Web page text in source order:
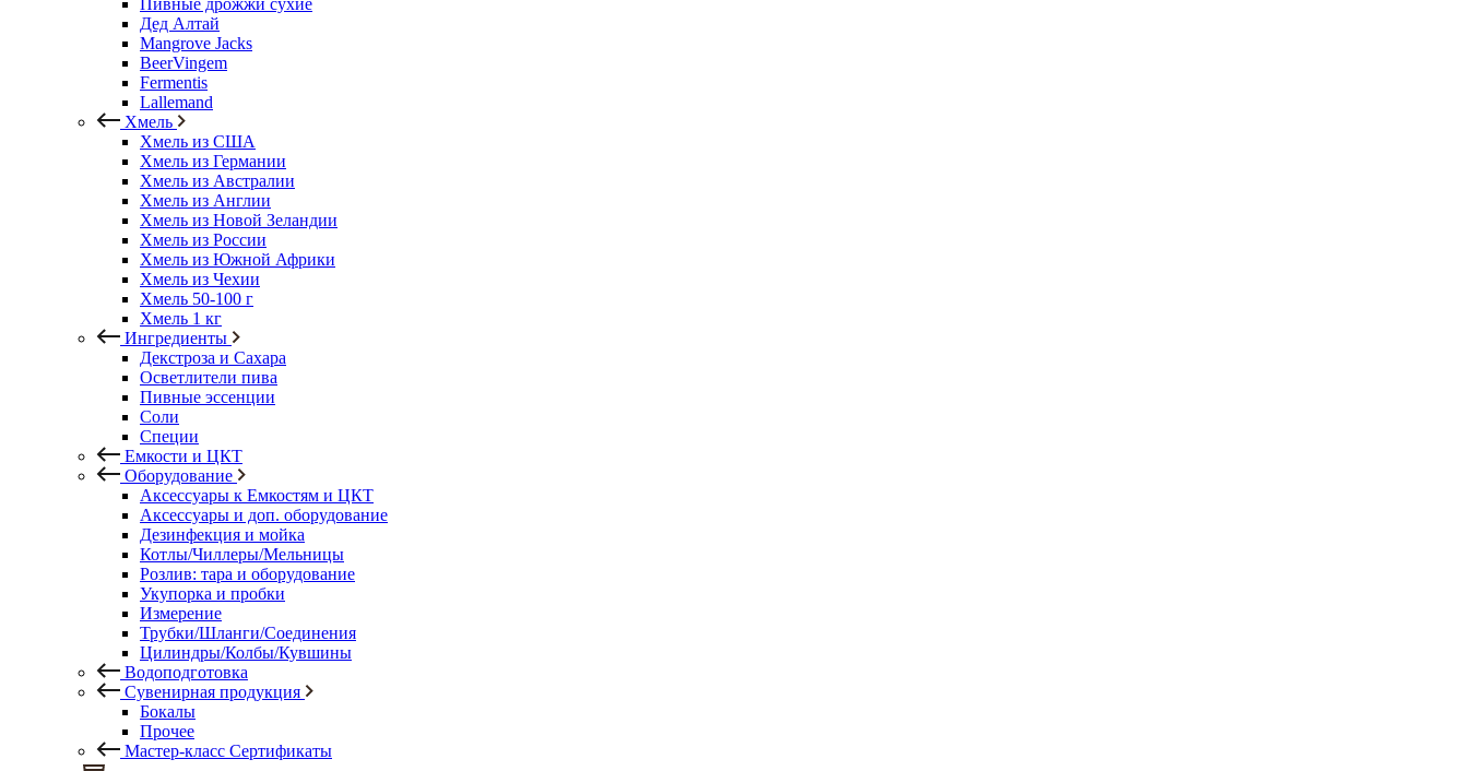
Пивные дрожжи сухие
Дед Алтай
Mangrove Jacks
BeerVingem
Fermentis
Lallemand
Хмель
Хмель из США
Хмель из Германии
Хмель из Австралии
Хмель из Англии
Хмель из Новой Зеландии
Хмель из России
Хмель из Южной Африки
Хмель из Чехии
Хмель 50-100 г
Хмель 1 кг
Ингредиенты
Декстроза и Сахара
Осветлители пива
Пивные эссенции
Соли
Специи
Емкости и ЦКТ
Оборудование
Аксессуары к Емкостям и ЦКТ
Аксессуары и доп. оборудование
Дезинфекция и мойка
Котлы/Чиллеры/Мельницы
Розлив: тара и оборудование
Укупорка и пробки
Измерение
Трубки/Шланги/Соединения
Цилиндры/Колбы/Кувшины
Водоподготовка
Сувенирная продукция
Бокалы
Прочее
Мастер-класс Сертификаты